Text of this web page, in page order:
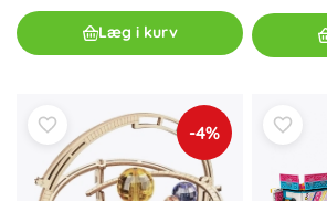
Læg i kurv
-4%